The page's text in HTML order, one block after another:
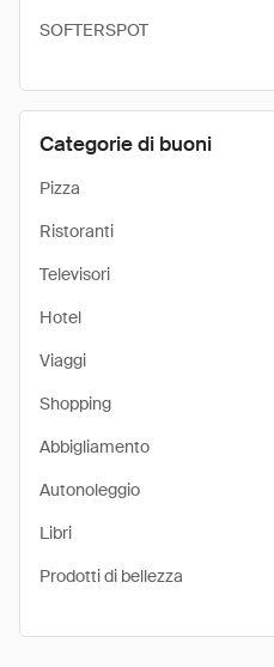
SOFTERSPOT
Categorie di buoni
Pizza
Ristoranti
Televisori
Hotel
Viaggi
Shopping
Abbigliamento
Autonoleggio
Libri
Prodotti di bellezza